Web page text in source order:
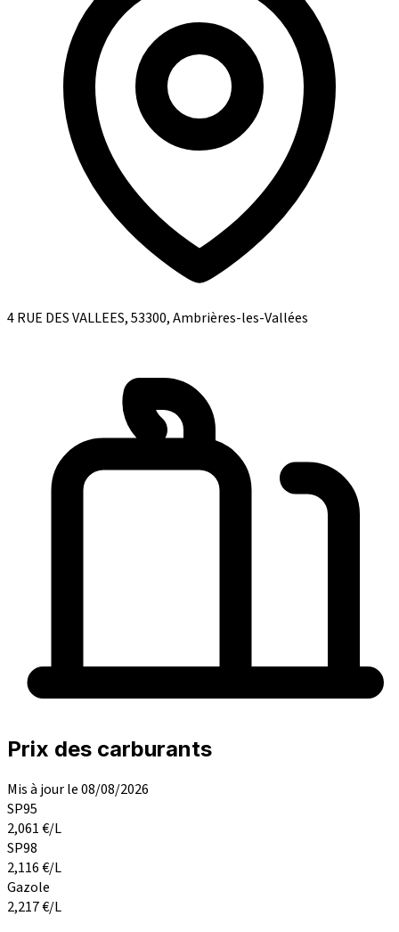
4 RUE DES VALLEES, 53300, Ambrières-les-Vallées
Prix des carburants
Mis à jour le 08/08/2026
SP95
2,061€/L
SP98
2,116€/L
Gazole
2,217€/L